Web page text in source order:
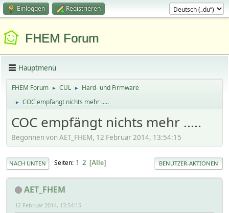
Einloggen Registrieren
FHEM Forum
Hauptmenü
FHEM Forum ► CUL ► Hard- und Firmware
► COC empfängt nichts mehr .....
COC empfängt nichts mehr .....
Begonnen von AET_FHEM, 12 Februar 2014, 13:54:15
NACH UNTEN Seiten 1 2 Alle BENUTZER-AKTIONEN
AET_FHEM
12 Februar 2014, 13:54:15